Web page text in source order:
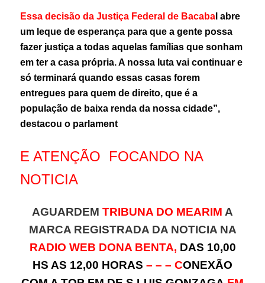
Essa decisão da Justiça Federal de Bacaba l abre
um leque de esperança para que a gente possa
fazer justiça a todas aquelas famílias que sonham
em ter a casa própria. A nossa luta vai continuar e
só terminará quando essas casas forem
entregues para quem de direito, que é a
população de baixa renda da nossa cidade”,
destacou o parlament
E ATENÇÃO FOCANDO NA
NOTICIA
AGUARDEM TRIBUNA DO MEARIM A
MARCA REGISTRADA DA NOTICIA NA
RADIO WEB DONA BENTA, DAS 10,00
HS AS 12,00 HORAS – – – CONEXÃO